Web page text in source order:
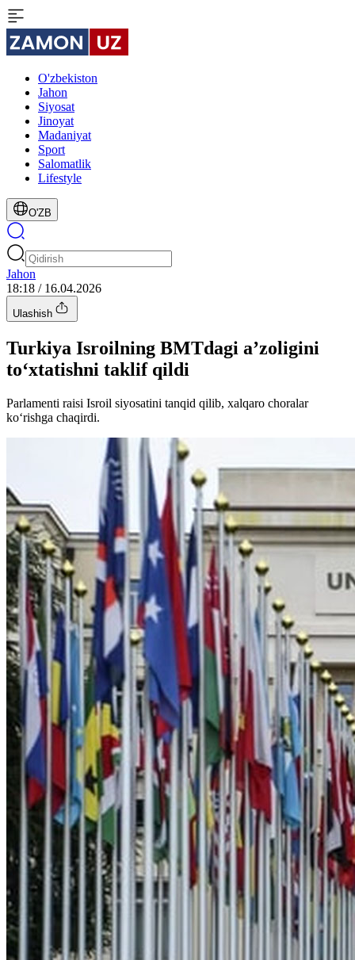
O'zbekiston
Jahon
Siyosat
Jinoyat
Madaniyat
Sport
Salomatlik
Lifestyle
O'ZB
Jahon
18:18 / 16.04.2026
Ulashish
Turkiya Isroilning BMTdagi a’zoligini
to‘xtatishni taklif qildi
Parlamenti raisi Isroil siyosatini tanqid qilib, xalqaro choralar
ko‘rishga chaqirdi.